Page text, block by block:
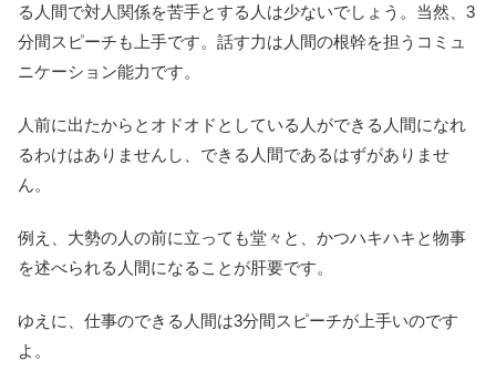
る人間で対人関係を苦手とする人は少ないでしょう。当然、3
分間スピーチも上手です。話す力は人間の根幹を担うコミュ
ニケーション能力です。
人前に出たからとオドオドとしている人ができる人間になれ
るわけはありませんし、できる人間であるはずがありませ
ん。
例え、大勢の人の前に立っても堂々と、かつハキハキと物事
を述べられる人間になることが肝要です。
ゆえに、仕事のできる人間は3分間スピーチが上手いのです
よ。